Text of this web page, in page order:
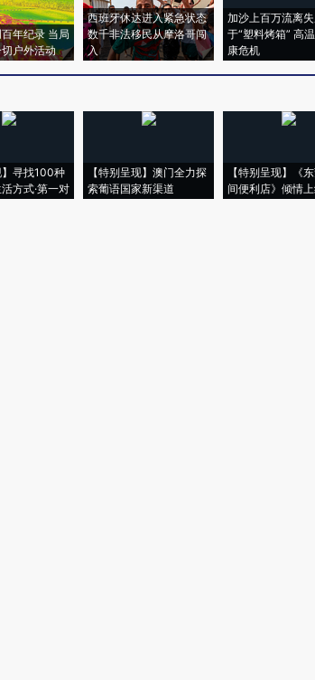
年纪录 当局
户外活动
西班牙休达进入紧急状态
数千非法移民从摩洛哥闯
入
加沙上百万流离
于“塑料烤箱” 高
康危机
】寻找100种
方式·第一对
【特别呈现】澳门全力探
索葡语国家新渠道
【特别呈现】《
间便利店》倾情